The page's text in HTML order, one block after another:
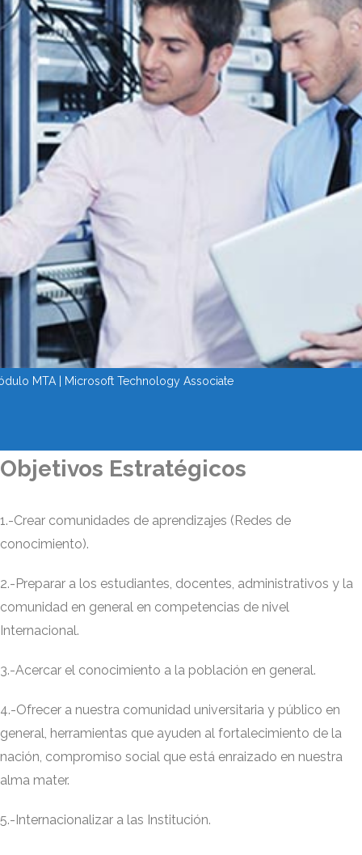
MTA | Microsoft Technology Associate
Objetivos Estratégicos
1.-Crear comunidades de aprendizajes (Redes de
conocimiento).
2.-Preparar a los estudiantes, docentes, administrativos y la
comunidad en general en competencias de nivel
Internacional.
3.-Acercar el conocimiento a la población en general.
4.-Ofrecer a nuestra comunidad universitaria y público en
general, herramientas que ayuden al fortalecimiento de la
nación, compromiso social que está enraizado en nuestra
alma mater.
5.-Internacionalizar a las Institución.